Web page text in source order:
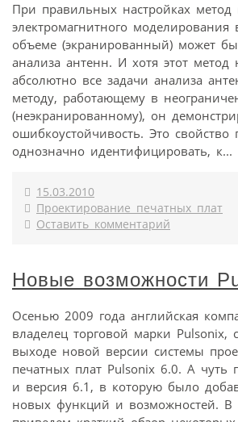
При правильных настройках метод
электромагнитного моделирования
объеме (экранированный) может
анализа антенн. И хотя этот
абсолютно все задачи анализа
методу, работающему в
(неэкранированному), он
ошибкоустойчивость. Это свойство
однозначно идентифицировать, к...
15.03.2010
Проектирование печатных плат
Оставить комментарий
Новые возможности
Осенью 2009 года английская
владелец торговой марки Pulsonix,
выходе новой версии системы
печатных плат Pulsonix 6.0. А чуть
и версия 6.1, в которую было
новых функций и возможностей. В